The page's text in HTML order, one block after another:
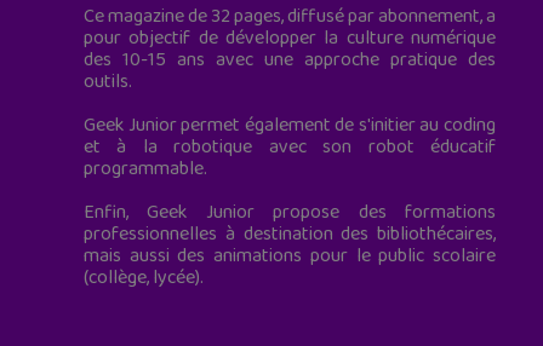
Ce magazine de 32 pages, diffusé par abonnement, a
pour objectif de développer la culture numérique
des 10-15 ans avec une approche pratique des
outils.
Geek Junior permet également de s'initier au coding
et à la robotique avec son robot éducatif
programmable.
Enfin, Geek Junior propose des formations
professionnelles à destination des bibliothécaires,
mais aussi des animations pour le public scolaire
(collège, lycée).